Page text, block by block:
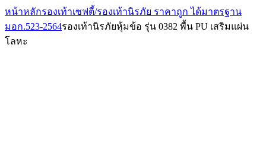
หน้าหลักรองเท้าเซฟตี้/รองเท้านิรภัย ราคาถูก ได้มาตรฐาน
มอก.523-2564รองเท้านิรภัยหุ้มข้อ รุ่น 0382 พื้น PU เสริมแผ่น
โลหะ